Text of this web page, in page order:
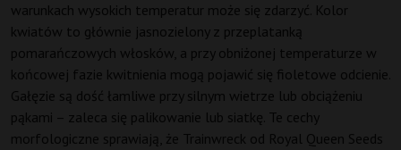
warunkach wysokich temperatur może się zdarzyć. Kolor
kwiatów to głównie jasnozielony z przeplatanką
pomarańczowych włosków, a przy obniżonej temperaturze w
końcowej fazie kwitnienia mogą pojawić się fioletowe odcienie.
Gałęzie są dość łamliwe przy silnym wietrze lub obciążeniu
pąkami – zaleca się palikowanie lub siatkę. Te cechy
morfologiczne sprawiają, że Trainwreck od Royal Queen Seeds